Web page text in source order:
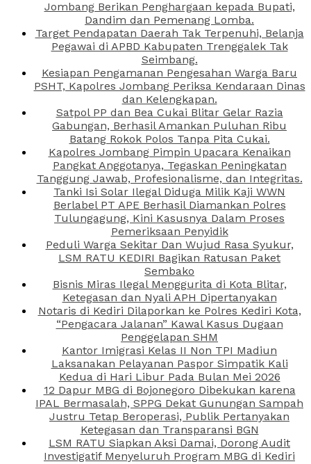
Jombang Berikan Penghargaan kepada Bupati,
Dandim dan Pemenang Lomba.
Target Pendapatan Daerah Tak Terpenuhi, Belanja
Pegawai di APBD Kabupaten Trenggalek Tak
Seimbang.
Kesiapan Pengamanan Pengesahan Warga Baru
PSHT, Kapolres Jombang Periksa Kendaraan Dinas
dan Kelengkapan.
Satpol PP dan Bea Cukai Blitar Gelar Razia
Gabungan, Berhasil Amankan Puluhan Ribu
Batang Rokok Polos Tanpa Pita Cukai.
Kapolres Jombang Pimpin Upacara Kenaikan
Pangkat Anggotanya, Tegaskan Peningkatan
Tanggung Jawab, Profesionalisme, dan Integritas.
Tanki Isi Solar Ilegal Diduga Milik Kaji WWN
Berlabel PT APE Berhasil Diamankan Polres
Tulungagung, Kini Kasusnya Dalam Proses
Pemeriksaan Penyidik
Peduli Warga Sekitar Dan Wujud Rasa Syukur,
LSM RATU KEDIRI Bagikan Ratusan Paket
Sembako
Bisnis Miras Ilegal Menggurita di Kota Blitar,
Ketegasan dan Nyali APH Dipertanyakan
Notaris di Kediri Dilaporkan ke Polres Kediri Kota,
“Pengacara Jalanan” Kawal Kasus Dugaan
Penggelapan SHM
Kantor Imigrasi Kelas II Non TPI Madiun
Laksanakan Pelayanan Paspor Simpatik Kali
Kedua di Hari Libur Pada Bulan Mei 2026
12 Dapur MBG di Bojonegoro Dibekukan karena
IPAL Bermasalah, SPPG Dekat Gunungan Sampah
Justru Tetap Beroperasi, Publik Pertanyakan
Ketegasan dan Transparansi BGN
LSM RATU Siapkan Aksi Damai, Dorong Audit
Investigatif Menyeluruh Program MBG di Kediri